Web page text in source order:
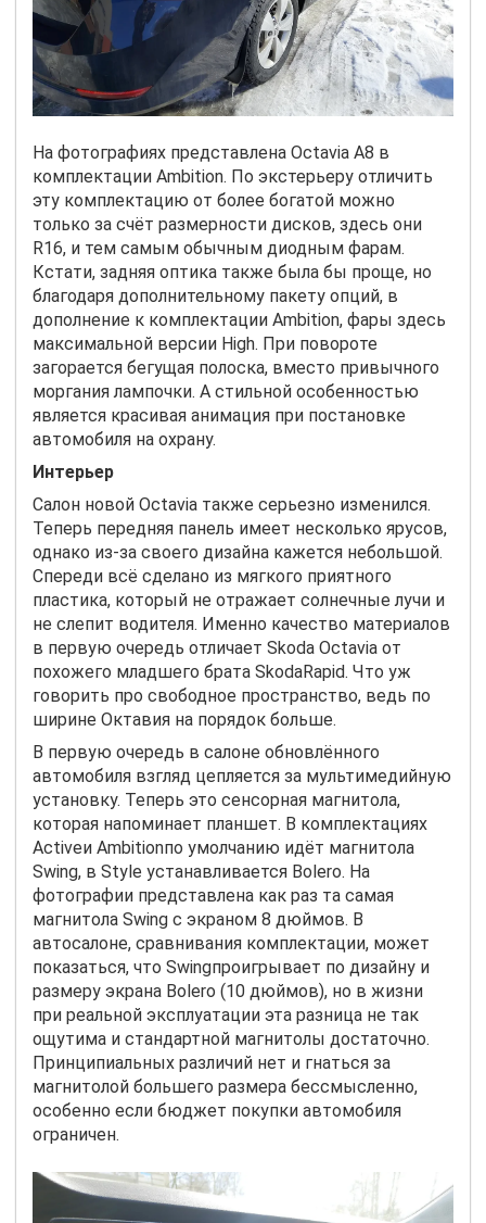
На фотографиях представлена Octavia A8 в
комплектации Ambition. По экстерьеру отличить
эту комплектацию от более богатой можно
только за счёт размерности дисков, здесь они
R16, и тем самым обычным диодным фарам.
Кстати, задняя оптика также была бы проще, но
благодаря дополнительному пакету опций, в
дополнение к комплектации Ambition, фары здесь
максимальной версии High. При повороте
загорается бегущая полоска, вместо привычного
моргания лампочки. А стильной особенностью
является красивая анимация при постановке
автомобиля на охрану.
Интерьер
Салон новой Octavia также серьезно изменился.
Теперь передняя панель имеет несколько ярусов,
однако из-за своего дизайна кажется небольшой.
Спереди всё сделано из мягкого приятного
пластика, который не отражает солнечные лучи и
не слепит водителя. Именно качество материалов
в первую очередь отличает Skoda Octavia от
похожего младшего брата SkodaRapid. Что уж
говорить про свободное пространство, ведь по
ширине Октавия на порядок больше.
В первую очередь в салоне обновлённого
автомобиля взгляд цепляется за мультимедийную
установку. Теперь это сенсорная магнитола,
которая напоминает планшет. В комплектациях
Activeи Ambitionпо умолчанию идёт магнитола
Swing, в Style устанавливается Bolero. На
фотографии представлена как раз та самая
магнитола Swing с экраном 8 дюймов. В
автосалоне, сравнивания комплектации, может
показаться, что Swingпроигрывает по дизайну и
размеру экрана Bolero (10 дюймов), но в жизни
при реальной эксплуатации эта разница не так
ощутима и стандартной магнитолы достаточно.
Принципиальных различий нет и гнаться за
магнитолой большего размера бессмысленно,
особенно если бюджет покупки автомобиля
ограничен.